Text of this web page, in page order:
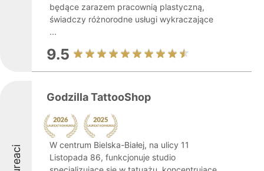
będące zarazem pracownią plastyczną,
świadczy różnorodne usługi wykraczające
...
9.5
Godzilla TattooShop
W centrum Bielska-Białej, na ulicy 11
Listopada 86, funkcjonuje studio